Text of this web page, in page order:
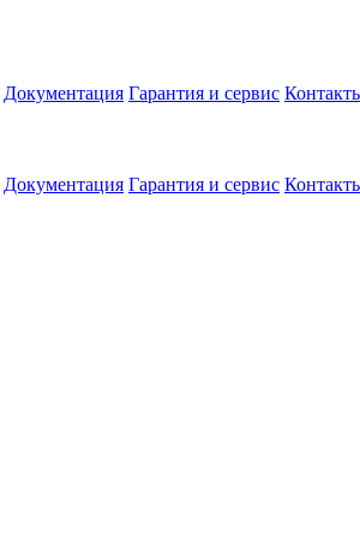
Документация Гарантия и сервис
Документация Гарантия и сервис